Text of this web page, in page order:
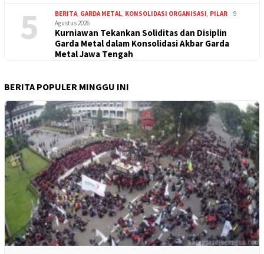
5 BERITA, GARDA METAL, KONSOLIDASI ORGANISASI, PILAR
9
Agustus 2026
Kurniawan Tekankan Soliditas dan Disiplin
Garda Metal dalam Konsolidasi Akbar Garda
Metal Jawa Tengah
BERITA POPULER MINGGU INI